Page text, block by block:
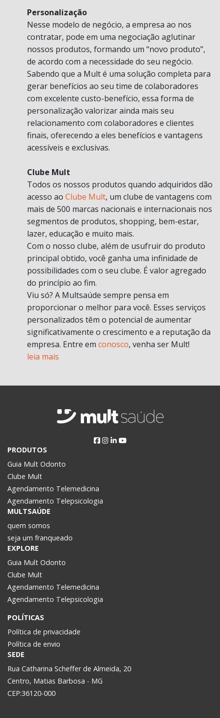
Personalização
Nesse modelo de negócio, a empresa ao nos
contratar, pode em uma negociação aglutinar
nossos produtos, formando um “novo produto”,
de acordo com a necessidade do seu negócio.
Sabendo que a Mult é uma solução completa para
gerar benefícios ao seu time de colaboradores
com excelente custo-benefício, essa forma de
personalização valorizar ainda mais seu
relacionamento com colaboradores e clientes
finais, oferecendo a eles benefícios e vantagens
acessíveis e exclusivas.
Clube Mult
Todos os nossos produtos quando adquiridos dão
acesso ao Clube Mult, um clube de vantagens com
mais de 500 marcas nacionais e internacionais nos
segmentos de produtos, shopping, bem-estar,
lazer, educação e muito mais.
Com o nosso clube, além de usufruir do produto
principal obtido, você ganha uma infinidade de
possibilidades com o seu clube. É valor agregado
do princípio ao fim.
Viu só? A Multsaúde sempre pensa em
proporcionar o melhor para você. Esses serviços
personalizados têm o potencial de aumentar
significativamente o crescimento e a reputação da
empresa. Entre em conosco, venha ser Mult!
leia mais
PRODUTOS
Guia Mult Odonto
Clube Mult
Agendamento Telemedicina
Agendamento Telepsicologia
MULTSAÚDE
quem somos
seja um franqueado
EXPLORE
Guia Mult Odonto
Clube Mult
Agendamento Telemedicina
Agendamento Telepsicologia
POLÍTICAS
Política de privacidade
Política de envio
SEDE
Rua Catharina Scheffer de Almeida, 20
Centro, Matias Barbosa - MG
CEP:36120-000